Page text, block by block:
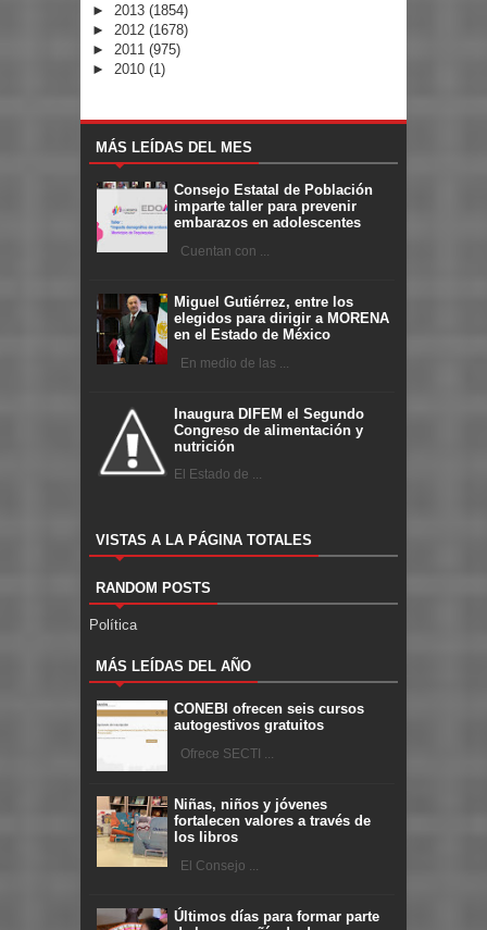
► 2013 (1854)
► 2012 (1678)
► 2011 (975)
► 2010 (1)
MÁS LEÍDAS DEL MES
Consejo Estatal de Población
imparte taller para prevenir
embarazos en adolescentes
Cuentan con ...
Miguel Gutiérrez, entre los
elegidos para dirigir a MORENA
en el Estado de México
En medio de las ...
Inaugura DIFEM el Segundo
Congreso de alimentación y
nutrición
El Estado de ...
VISTAS A LA PÁGINA TOTALES
RANDOM POSTS
Política
MÁS LEÍDAS DEL AÑO
CONEBI ofrecen seis cursos
autogestivos gratuitos
Ofrece SECTI ...
Niñas, niños y jóvenes
fortalecen valores a través de
los libros
El Consejo ...
Últimos días para formar parte